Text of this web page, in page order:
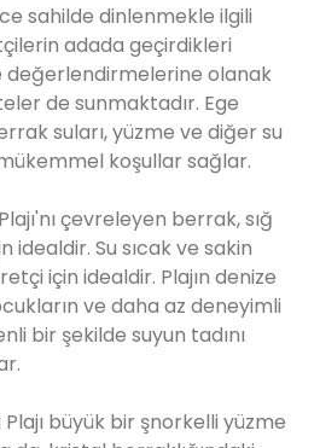
sahilde dinlenmekle ilgili
adada geçirdikleri
değerlendirmelerine olanak
de sunmaktadır. Ege
suları, yüzme ve diğer su
koşullar sağlar.
çevreleyen berrak, sığ
idealdir. Su sıcak ve sakin
için idealdir. Plajın denize
ve daha az deneyimli
bir şekilde suyun tadını
büyük bir şnorkelli yüzme